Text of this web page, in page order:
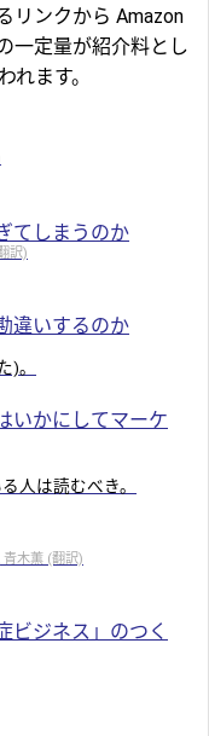
リンクから Amazon
一定量が紹介料とし
れます。
てしまうのか
訳)
違いするのか
)。
いかにしてマーケ
人は読むべき。
木薫 (翻訳)
ビジネス」のつく